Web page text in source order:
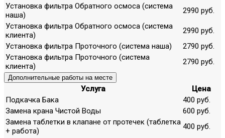
Установка фильтра Обратного осмоса (система
наша)
2990 руб.
Установка фильтра Обратного осмоса (система
клиента)
2990 руб.
Установка фильтра Проточного (система наша)
2790 руб.
Установка фильтра Проточного (система
клиента)
2790 руб.
Дополнительные работы на месте
Услуга
Цена
Подкачка Бака
400 руб.
Замена крана Чистой Воды
600 руб.
Замена таблетки в клапане от протечек (таблетка
+ работа)
400 руб.